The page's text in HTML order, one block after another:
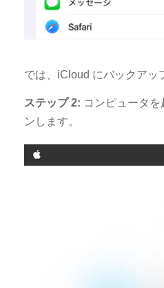
では、iCloud にバックアッ
ステップ 2: コンピュータ
ンします。